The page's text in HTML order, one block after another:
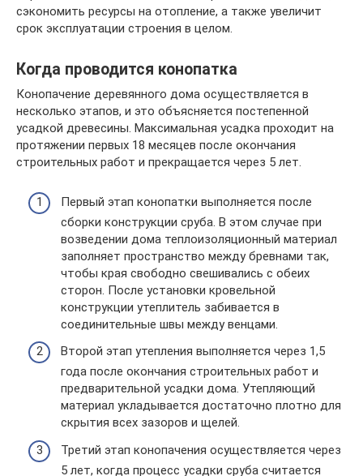
сэкономить ресурсы на отопление, а также увеличит
срок эксплуатации строения в целом.
Когда проводится конопатка
Конопачение деревянного дома осуществляется в
несколько этапов, и это объясняется постепенной
усадкой древесины. Максимальная усадка проходит на
протяжении первых 18 месяцев после окончания
строительных работ и прекращается через 5 лет.
Первый этап конопатки выполняется после
сборки конструкции сруба. В этом случае при
возведении дома теплоизоляционный материал
заполняет пространство между бревнами так,
чтобы края свободно свешивались с обеих
сторон. После установки кровельной
конструкции утеплитель забивается в
соединительные швы между венцами.
Второй этап утепления выполняется через 1,5
года после окончания строительных работ и
предварительной усадки дома. Утепляющий
материал укладывается достаточно плотно для
скрытия всех зазоров и щелей.
Третий этап конопачения осуществляется через
5 лет, когда процесс усадки сруба считается